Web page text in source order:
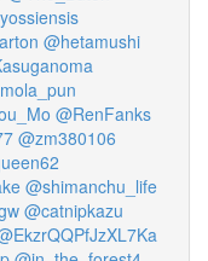
@hetamushi
@RenFanks
@zm380106
@shimanchu_life
@catnipkazu